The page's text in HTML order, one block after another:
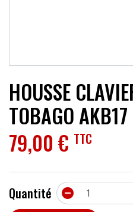
HOUSSE
TOBAGO AKB17
79,00 € TTC
Quantité 